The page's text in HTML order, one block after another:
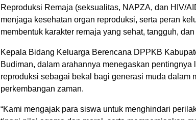
Reproduksi Remaja (seksualitas, NAPZA, dan HIV/
menjaga kesehatan organ reproduksi, serta peran
membentuk karakter remaja yang sehat, tangguh,
Kepala Bidang Keluarga Berencana DPPKB
Budiman, dalam arahannya menegaskan pentingnya
reproduksi sebagai bekal bagi generasi muda dalam
perkembangan zaman.
“Kami mengajak para siswa untuk menghindari